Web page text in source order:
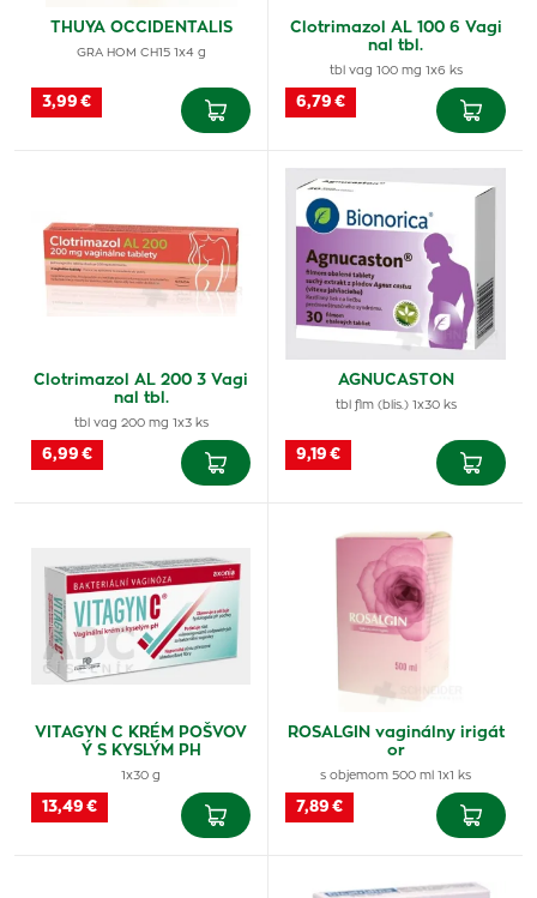
THUYA OCCIDENTALIS
GRA HOM CH15 1x4 g
3,99 €
Clotrimazol AL 100 6 Vagi
nal tbl.
tbl vag 100 mg 1x6 ks
6,79 €
Clotrimazol AL 200 3 Vagi
nal tbl.
tbl vag 200 mg 1x3 ks
6,99 €
AGNUCASTON
tbl flm (blis.) 1x30 ks
9,19 €
VITAGYN C KRÉM POŠVOV
Ý S KYSLÝM PH
1x30 g
13,49 €
ROSALGIN vaginálny irigát
or
s objemom 500 ml 1x1 ks
7,89 €